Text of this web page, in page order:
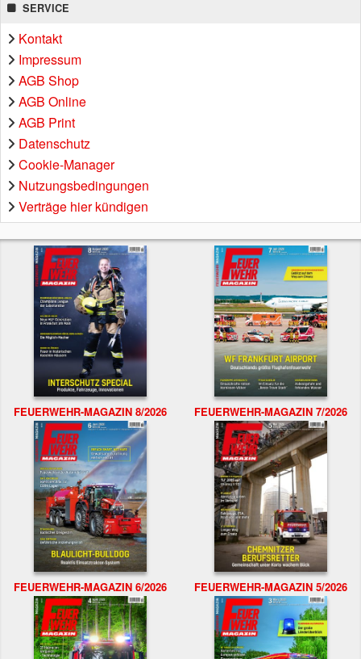
SERVICE
Kontakt
Impressum
AGB Shop
AGB Online
AGB Print
Datenschutz
Cookie-Manager
Nutzungsbedingungen
Verträge hier kündigen
FEUERWEHR-MAGAZIN 8/2026 FEUERWEHR-MAGAZIN 7/2026
FEUERWEHR-MAGAZIN 6/2026 FEUERWEHR-MAGAZIN 5/2026